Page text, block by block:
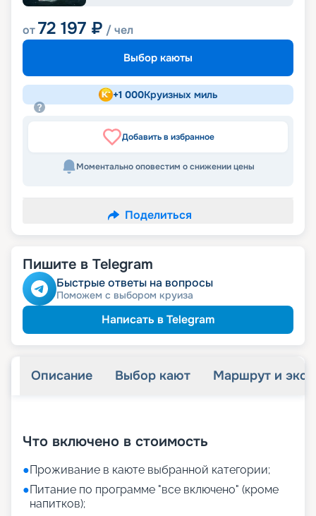
от72 197 ₽ / чел
Выбор каюты
+1 000Круизных миль
Добавить в избранное
Моментально оповестим о снижении цены
Поделиться
Пишите в Telegram
Быстрые ответы на вопросы
Поможем с выбором круиза
Написать в Telegram
Описание Выбор кают Маршрут и
Что включено в стоимость
●Проживание в каюте выбранной категории;
●Питание по программе "все включено" (кроме
напитков);